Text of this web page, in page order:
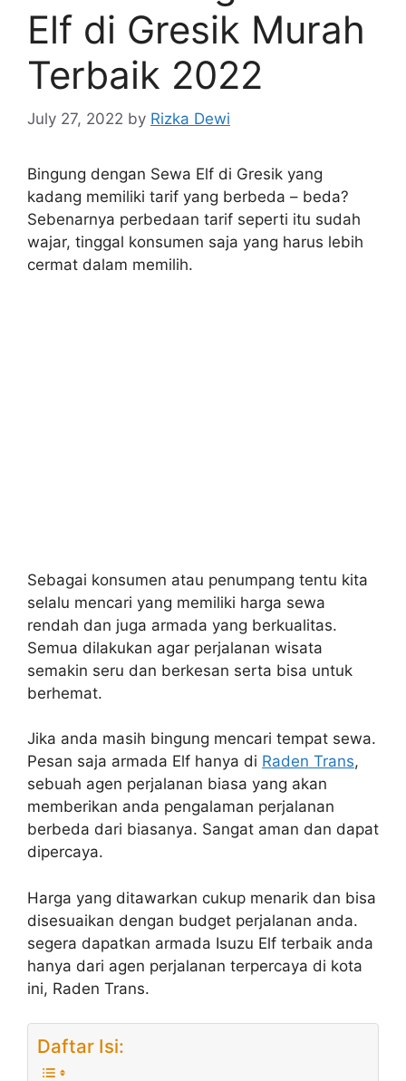
Elf di Gresik Murah
Terbaik 2022
July 27, 2022 by Rizka Dewi
Bingung dengan Sewa Elf di Gresik yang
kadang memiliki tarif yang berbeda – beda?
Sebenarnya perbedaan tarif seperti itu sudah
wajar, tinggal konsumen saja yang harus lebih
cermat dalam memilih.
Sebagai konsumen atau penumpang tentu kita
selalu mencari yang memiliki harga sewa
rendah dan juga armada yang berkualitas.
Semua dilakukan agar perjalanan wisata
semakin seru dan berkesan serta bisa untuk
berhemat.
Jika anda masih bingung mencari tempat sewa.
Pesan saja armada Elf hanya di Raden Trans,
sebuah agen perjalanan biasa yang akan
memberikan anda pengalaman perjalanan
berbeda dari biasanya. Sangat aman dan dapat
dipercaya.
Harga yang ditawarkan cukup menarik dan bisa
disesuaikan dengan budget perjalanan anda.
segera dapatkan armada Isuzu Elf terbaik anda
hanya dari agen perjalanan terpercaya di kota
ini, Raden Trans.
Daftar Isi: